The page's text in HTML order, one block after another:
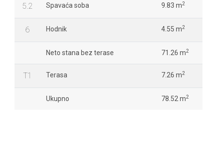
5.2 Spavaća soba 9.83 m2
6 Hodnik 4.55 m2
Neto stana bez terase 71.26 m2
T1 Terasa 7.26 m2
Ukupno 78.52 m2